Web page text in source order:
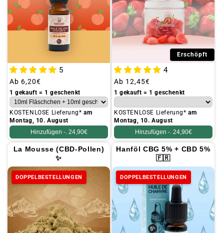
5
Üblicher
Preis
Ab 6,20€
1 gekauft = 1 geschenkt
KOSTENLOSE Lieferung*am
Montag, 10. August
Hinzufügen -. 24,90€
Erschöpft
4
Üblicher
Preis
Ab 12,45€
1 gekauft = 1 geschenkt
KOSTENLOSE Lieferung*am
Montag, 10. August
Hinzufügen -. 24,90€
La Mousse (CBD-Pollen)
✨
DOPPELBESTELLUNGEN
Hanföl CBG 5% + CBD 5%
🇫🇷
DOPPELBESTELLUNGEN